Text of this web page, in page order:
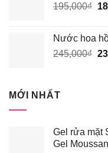
195,000₫
Nước hoa
245,000₫
MỚI NHẤT
Gel rửa mặt
Gel